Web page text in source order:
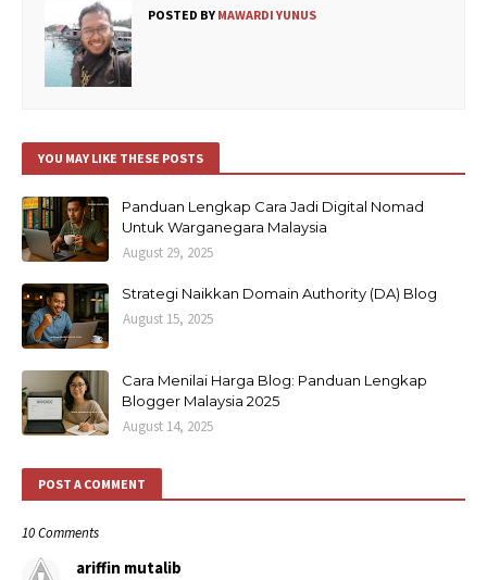
POSTED BY MAWARDI YUNUS
YOU MAY LIKE THESE POSTS
Panduan Lengkap Cara Jadi Digital Nomad
Untuk Warganegara Malaysia
August 29, 2025
Strategi Naikkan Domain Authority (DA) Blog
August 15, 2025
Cara Menilai Harga Blog: Panduan Lengkap
Blogger Malaysia 2025
August 14, 2025
POST A COMMENT
10 Comments
ariffin mutalib